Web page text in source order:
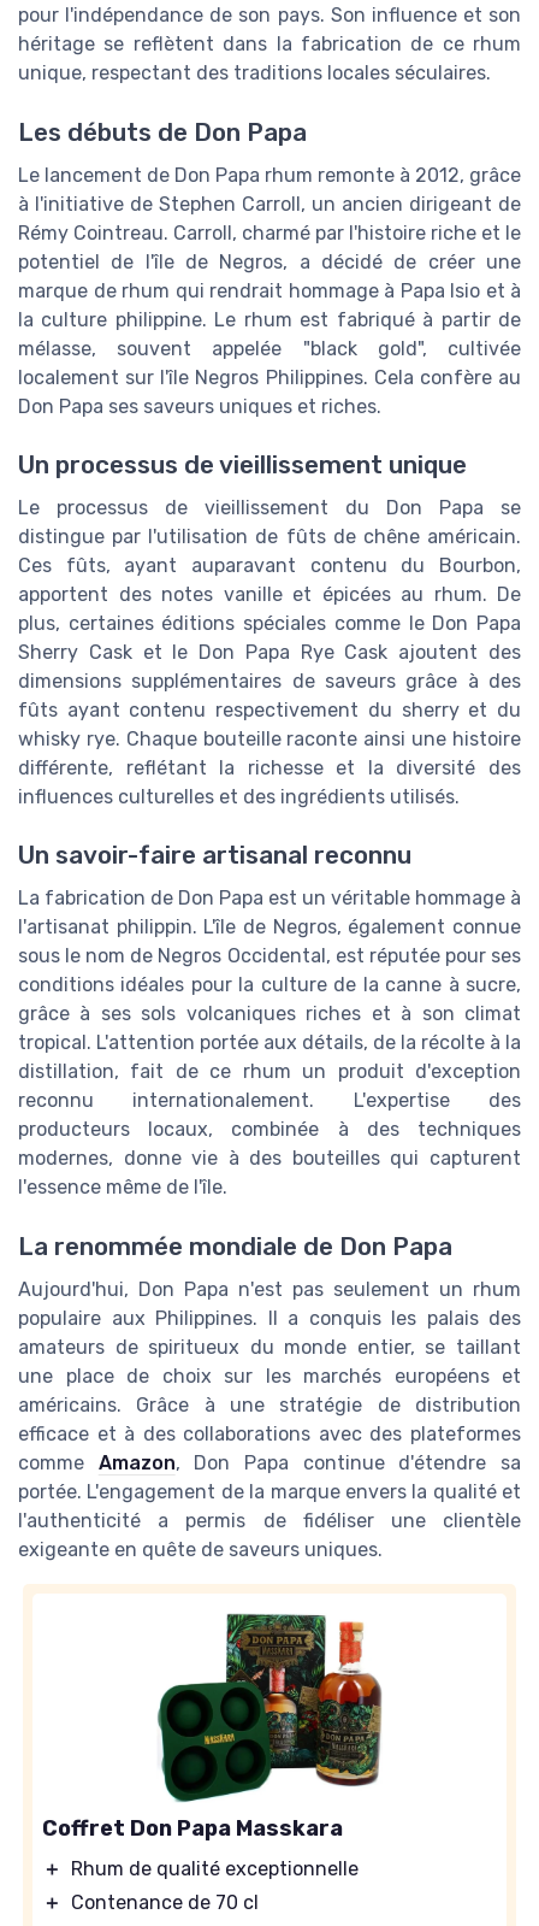
pour l'indépendance de son pays. Son influence et son
héritage se reflètent dans la fabrication de ce rhum
unique, respectant des traditions locales séculaires.
Les débuts de Don Papa
Le lancement de Don Papa rhum remonte à 2012, grâce
à l'initiative de Stephen Carroll, un ancien dirigeant de
Rémy Cointreau. Carroll, charmé par l'histoire riche et le
potentiel de l'île de Negros, a décidé de créer une
marque de rhum qui rendrait hommage à Papa Isio et à
la culture philippine. Le rhum est fabriqué à partir de
mélasse, souvent appelée "black gold", cultivée
localement sur l'île Negros Philippines. Cela confère au
Don Papa ses saveurs uniques et riches.
Un processus de vieillissement unique
Le processus de vieillissement du Don Papa se
distingue par l'utilisation de fûts de chêne américain.
Ces fûts, ayant auparavant contenu du Bourbon,
apportent des notes vanille et épicées au rhum. De
plus, certaines éditions spéciales comme le Don Papa
Sherry Cask et le Don Papa Rye Cask ajoutent des
dimensions supplémentaires de saveurs grâce à des
fûts ayant contenu respectivement du sherry et du
whisky rye. Chaque bouteille raconte ainsi une histoire
différente, reflétant la richesse et la diversité des
influences culturelles et des ingrédients utilisés.
Un savoir-faire artisanal reconnu
La fabrication de Don Papa est un véritable hommage à
l'artisanat philippin. L'île de Negros, également connue
sous le nom de Negros Occidental, est réputée pour ses
conditions idéales pour la culture de la canne à sucre,
grâce à ses sols volcaniques riches et à son climat
tropical. L'attention portée aux détails, de la récolte à la
distillation, fait de ce rhum un produit d'exception
reconnu internationalement. L'expertise des
producteurs locaux, combinée à des techniques
modernes, donne vie à des bouteilles qui capturent
l'essence même de l'île.
La renommée mondiale de Don Papa
Aujourd'hui, Don Papa n'est pas seulement un rhum
populaire aux Philippines. Il a conquis les palais des
amateurs de spiritueux du monde entier, se taillant
une place de choix sur les marchés européens et
américains. Grâce à une stratégie de distribution
efficace et à des collaborations avec des plateformes
comme Amazon, Don Papa continue d'étendre sa
portée. L'engagement de la marque envers la qualité et
l'authenticité a permis de fidéliser une clientèle
exigeante en quête de saveurs uniques.
Coffret Don Papa Masskara
＋
Rhum de qualité exceptionnelle
＋
Contenance de 70 cl